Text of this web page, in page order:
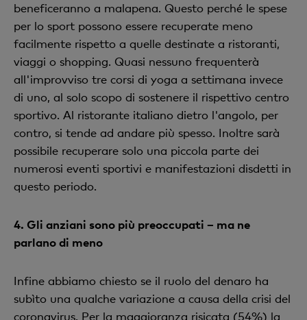
beneficeranno a malapena. Questo perché le spese
per lo sport possono essere recuperate meno
facilmente rispetto a quelle destinate a ristoranti,
viaggi o shopping. Quasi nessuno frequenterà
all'improvviso tre corsi di yoga a settimana invece
di uno, al solo scopo di sostenere il rispettivo centro
sportivo. Al ristorante italiano dietro l'angolo, per
contro, si tende ad andare più spesso. Inoltre sarà
possibile recuperare solo una piccola parte dei
numerosi eventi sportivi e manifestazioni disdetti in
questo periodo.
4. Gli anziani sono più preoccupati – ma ne
parlano di meno
Infine abbiamo chiesto se il ruolo del denaro ha
subìto una qualche variazione a causa della crisi del
coronavirus. Per la maggioranza risicata (54%) la